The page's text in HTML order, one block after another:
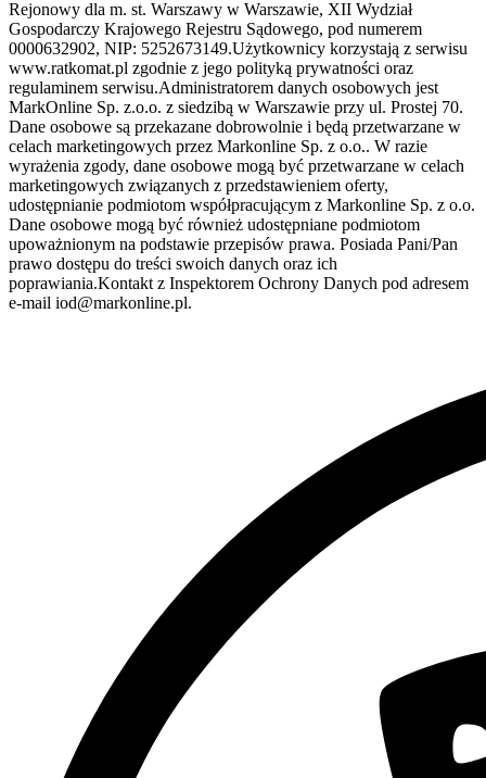
Rejonowy dla m. st. Warszawy w Warszawie, XII Wydział
Gospodarczy Krajowego Rejestru Sądowego, pod numerem
0000632902, NIP: 5252673149.Użytkownicy korzystają z serwisu
www.ratkomat.pl zgodnie z jego polityką prywatności oraz
regulaminem serwisu.Administratorem danych osobowych jest
MarkOnline Sp. z.o.o. z siedzibą w Warszawie przy ul. Prostej 70.
Dane osobowe są przekazane dobrowolnie i będą przetwarzane w
celach marketingowych przez Markonline Sp. z o.o.. W razie
wyrażenia zgody, dane osobowe mogą być przetwarzane w celach
marketingowych związanych z przedstawieniem oferty,
udostępnianie podmiotom współpracującym z Markonline Sp. z o.o.
Dane osobowe mogą być również udostępniane podmiotom
upoważnionym na podstawie przepisów prawa. Posiada Pani/Pan
prawo dostępu do treści swoich danych oraz ich
poprawiania.Kontakt z Inspektorem Ochrony Danych pod adresem
e-mail iod@markonline.pl.